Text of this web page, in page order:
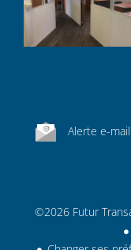
Alerte e-mail
©2026 Futur